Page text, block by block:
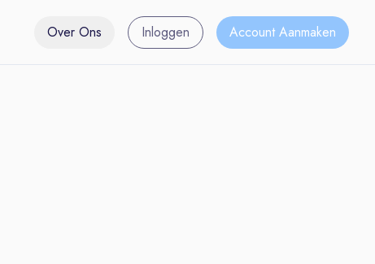
Over Ons Inloggen Account Aanmaken